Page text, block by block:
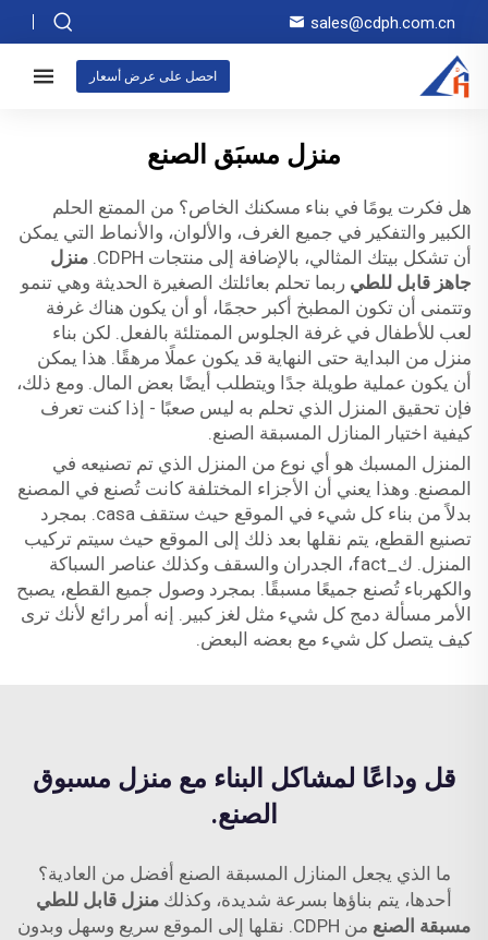
sales@cdph.com.cn
احصل على عرض أسعار
منزل مسبَق الصنع
هل فكرت يومًا في بناء مسكنك الخاص؟ من الممتع الحلم
الكبير والتفكير في جميع الغرف، والألوان، والأنماط التي يمكن
أن تشكل بيتك المثالي، بالإضافة إلى منتجات CDPH.
منزل
جاهز قابل للطي ربما تحلم بعائلتك الصغيرة الحديثة وهي تنمو
وتتمنى أن تكون المطبخ أكبر حجمًا، أو أن يكون هناك غرفة
لعب للأطفال في غرفة الجلوس الممتلئة بالفعل. لكن بناء
منزل من البداية حتى النهاية قد يكون عملًا مرهقًا. هذا يمكن
أن يكون عملية طويلة جدًا ويتطلب أيضًا بعض المال. ومع ذلك،
فإن تحقيق المنزل الذي تحلم به ليس صعبًا - إذا كنت تعرف
كيفية اختيار المنازل المسبقة الصنع.
المنزل المسبك هو أي نوع من المنزل الذي تم تصنيعه في
المصنع. وهذا يعني أن الأجزاء المختلفة كانت تُصنع في المصنع
بدلاً من بناء كل شيء في الموقع حيث ستقف casa. بمجرد
تصنيع القطع، يتم نقلها بعد ذلك إلى الموقع حيث سيتم تركيب
المنزل. ك_fact، الجدران والسقف وكذلك عناصر السباكة
والكهرباء تُصنع جميعًا مسبقًا. بمجرد وصول جميع القطع، يصبح
الأمر مسألة دمج كل شيء مثل لغز كبير. إنه أمر رائع لأنك ترى
كيف يتصل كل شيء مع بعضه البعض.
قل وداعًا لمشاكل البناء مع منزل مسبوق
الصنع.
ما الذي يجعل المنازل المسبقة الصنع أفضل من العادية؟
أحدها، يتم بناؤها بسرعة شديدة، وكذلك منزل قابل للطي
مسبقة الصنع
من CDPH. نقلها إلى الموقع سريع وسهل وبدون